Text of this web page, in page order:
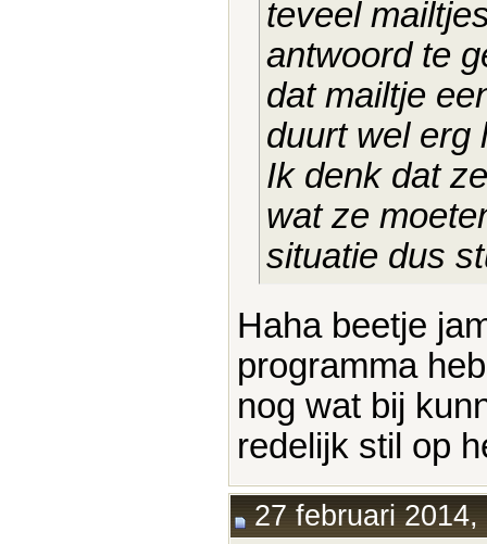
teveel
antwoord te
dat mailtje
duurt wel erg
Ik denk dat
wat ze
situatie dus
Haha beetje
programma
nog wat bij
redelijk stil op
27 februari 2014,